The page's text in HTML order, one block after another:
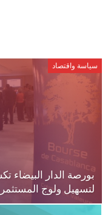
سياسة واقتصاد
بورصة الدار
لتسهيل ولوج